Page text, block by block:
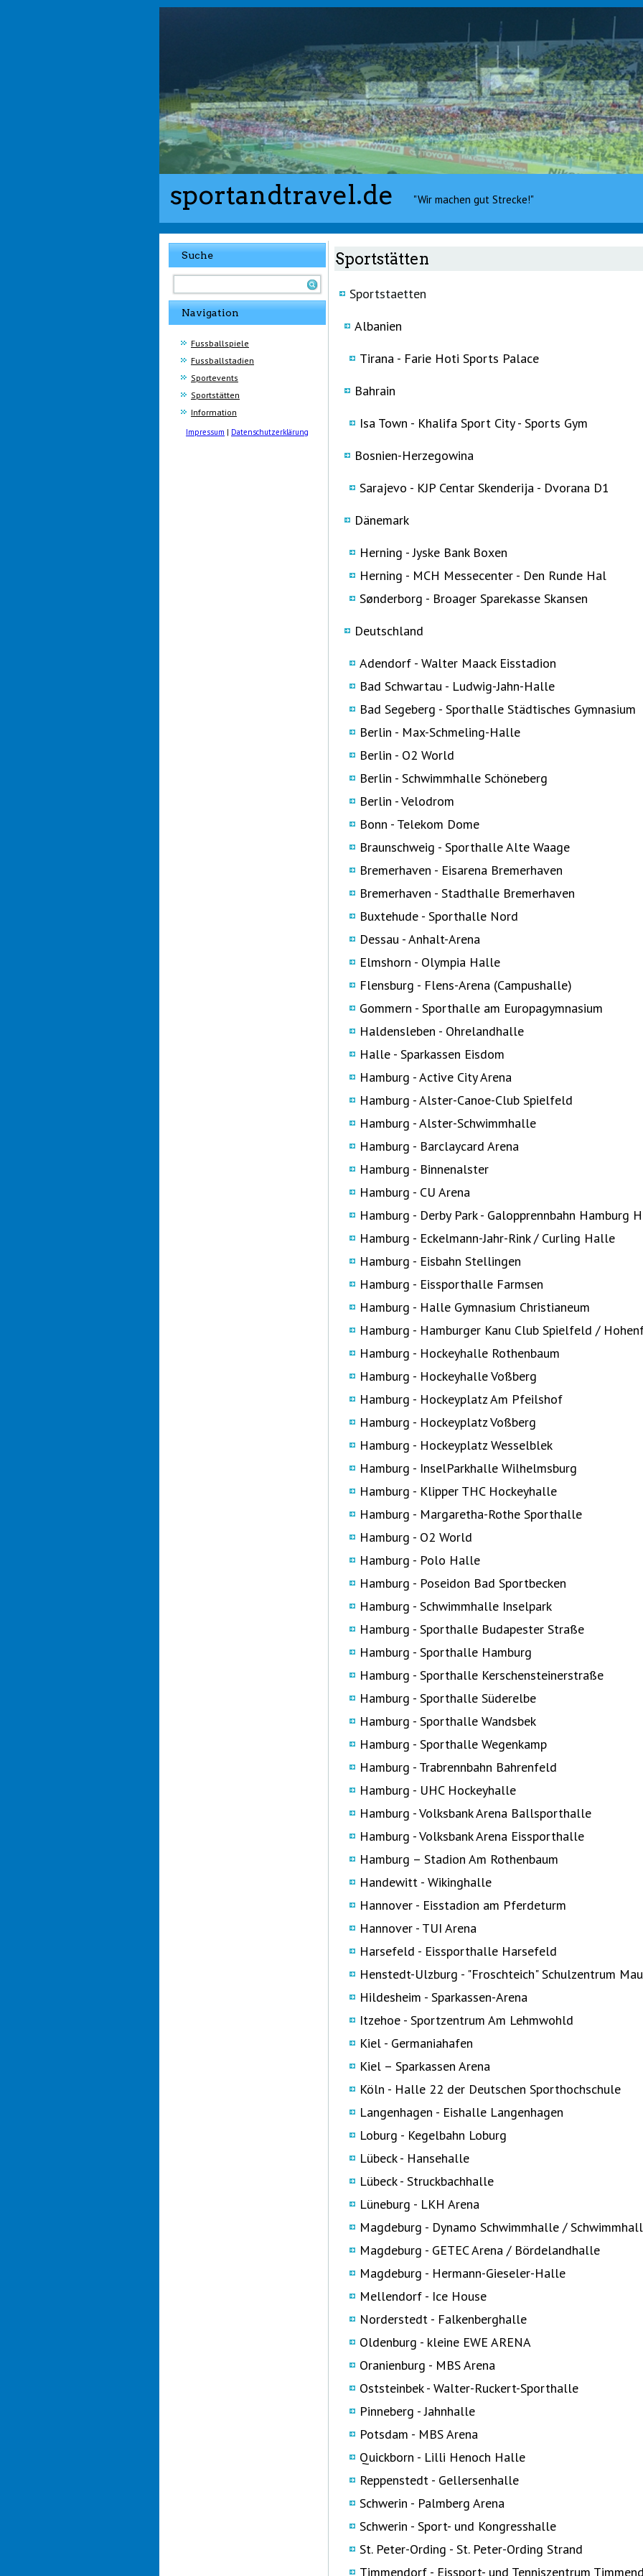
sportandtravel.de "Wir machen gut Strecke!"
Suche
Navigation
Fussballspiele
Fussballstadien
Sportevents
Sportstätten
Information
Impressum | Datenschutzerklärung
Sportstätten
Sportstaetten
Albanien
Tirana - Farie Hoti Sports Palace
Bahrain
Isa Town - Khalifa Sport City - Sports Gym
Bosnien-Herzegowina
Sarajevo - KJP Centar Skenderija - Dvorana D1
Dänemark
Herning - Jyske Bank Boxen
Herning - MCH Messecenter - Den Runde Hal
Sønderborg - Broager Sparekasse Skansen
Deutschland
Adendorf - Walter Maack Eisstadion
Bad Schwartau - Ludwig-Jahn-Halle
Bad Segeberg - Sporthalle Städtisches Gymnasium
Berlin - Max-Schmeling-Halle
Berlin - O2 World
Berlin - Schwimmhalle Schöneberg
Berlin - Velodrom
Bonn - Telekom Dome
Braunschweig - Sporthalle Alte Waage
Bremerhaven - Eisarena Bremerhaven
Bremerhaven - Stadthalle Bremerhaven
Buxtehude - Sporthalle Nord
Dessau - Anhalt-Arena
Elmshorn - Olympia Halle
Flensburg - Flens-Arena (Campushalle)
Gommern - Sporthalle am Europagymnasium
Haldensleben - Ohrelandhalle
Halle - Sparkassen Eisdom
Hamburg - Active City Arena
Hamburg - Alster-Canoe-Club Spielfeld
Hamburg - Alster-Schwimmhalle
Hamburg - Barclaycard Arena
Hamburg - Binnenalster
Hamburg - CU Arena
Hamburg - Derby Park - Galopprennbahn Hamburg
Hamburg - Eckelmann-Jahr-Rink / Curling Halle
Hamburg - Eisbahn Stellingen
Hamburg - Eissporthalle Farmsen
Hamburg - Halle Gymnasium Christianeum
Hamburg - Hamburger Kanu Club Spielfeld /
Hamburg - Hockeyhalle Rothenbaum
Hamburg - Hockeyhalle Voßberg
Hamburg - Hockeyplatz Am Pfeilshof
Hamburg - Hockeyplatz Voßberg
Hamburg - Hockeyplatz Wesselblek
Hamburg - InselParkhalle Wilhelmsburg
Hamburg - Klipper THC Hockeyhalle
Hamburg - Margaretha-Rothe Sporthalle
Hamburg - O2 World
Hamburg - Polo Halle
Hamburg - Poseidon Bad Sportbecken
Hamburg - Schwimmhalle Inselpark
Hamburg - Sporthalle Budapester Straße
Hamburg - Sporthalle Hamburg
Hamburg - Sporthalle Kerschensteinerstraße
Hamburg - Sporthalle Süderelbe
Hamburg - Sporthalle Wandsbek
Hamburg - Sporthalle Wegenkamp
Hamburg - Trabrennbahn Bahrenfeld
Hamburg - UHC Hockeyhalle
Hamburg - Volksbank Arena Ballsporthalle
Hamburg - Volksbank Arena Eissporthalle
Hamburg – Stadion Am Rothenbaum
Handewitt - Wikinghalle
Hannover - Eisstadion am Pferdeturm
Hannover - TUI Arena
Harsefeld - Eissporthalle Harsefeld
Henstedt-Ulzburg - "Froschteich" Schulzentrum
Hildesheim - Sparkassen-Arena
Itzehoe - Sportzentrum Am Lehmwohld
Kiel - Germaniahafen
Kiel – Sparkassen Arena
Köln - Halle 22 der Deutschen Sporthochschule
Langenhagen - Eishalle Langenhagen
Loburg - Kegelbahn Loburg
Lübeck - Hansehalle
Lübeck - Struckbachhalle
Lüneburg - LKH Arena
Magdeburg - Dynamo Schwimmhalle /
Magdeburg - GETEC Arena / Bördelandhalle
Magdeburg - Hermann-Gieseler-Halle
Mellendorf - Ice House
Norderstedt - Falkenberghalle
Oldenburg - kleine EWE ARENA
Oranienburg - MBS Arena
Oststeinbek - Walter-Ruckert-Sporthalle
Pinneberg - Jahnhalle
Potsdam - MBS Arena
Quickborn - Lilli Henoch Halle
Reppenstedt - Gellersenhalle
Schwerin - Palmberg Arena
Schwerin - Sport- und Kongresshalle
St. Peter-Ording - St. Peter-Ording Strand
Timmendorf - Eissport- und Tenniszentrum